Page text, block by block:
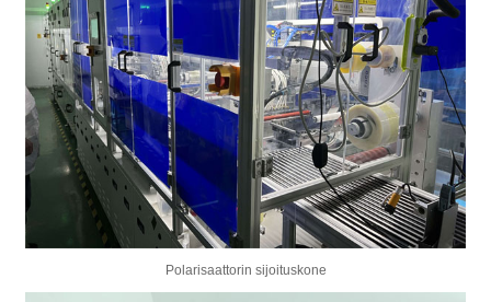
Polarisaattorin sijoituskone